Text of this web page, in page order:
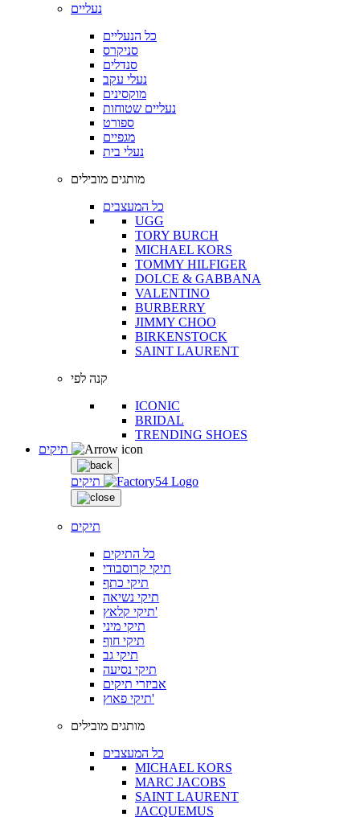
נעליים
כל הנעליים
סניקרס
סנדלים
נעלי עקב
מוקסינים
נעליים שטוחות
ספורט
מגפיים
נעלי בית
מותגים מובילים
כל המעצבים
UGG
TORY BURCH
MICHAEL KORS
TOMMY HILFIGER
DOLCE & GABBANA
VALENTINO
BURBERRY
JIMMY CHOO
BIRKENSTOCK
SAINT LAURENT
קנה לפי
ICONIC
BRIDAL
TRENDING SHOES
תיקים
תיקים
כל התיקים
תיקי קרוסבודי
תיקי כתף
תיקי נשיאה
תיקי קלאץ'
תיקי מיני
תיקי חוף
תיקי גב
תיקי נסיעה
אביזרי תיקים
תיקי פאוץ'
מותגים מובילים
כל המעצבים
MICHAEL KORS
MARC JACOBS
SAINT LAURENT
JACQUEMUS